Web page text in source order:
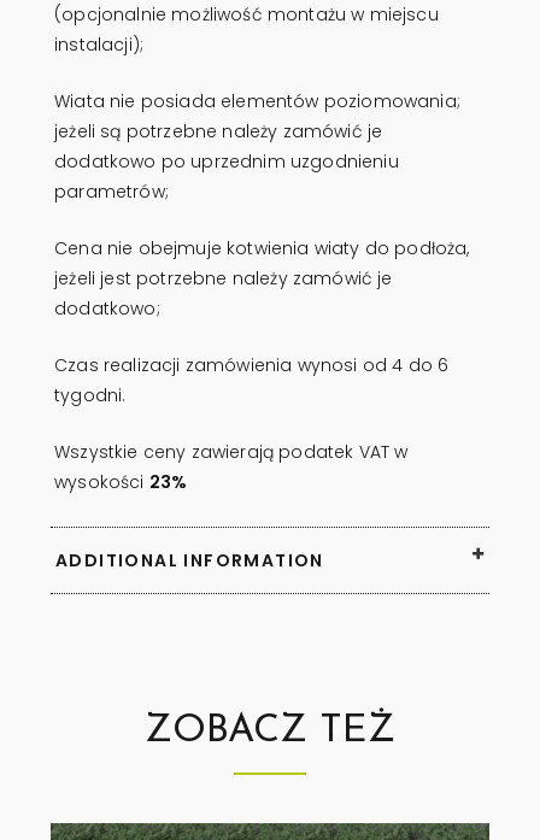
(opcjonalnie możliwość montażu w miejscu
instalacji);
Wiata nie posiada elementów poziomowania;
jeżeli są potrzebne należy zamówić je
dodatkowo po uprzednim uzgodnieniu
parametrów;
Cena nie obejmuje kotwienia wiaty do podłoża,
jeżeli jest potrzebne należy zamówić je
dodatkowo;
Czas realizacji zamówienia wynosi od 4 do 6
tygodni.
Wszystkie ceny zawierają podatek VAT w
wysokości 23%
ADDITIONAL INFORMATION
ZOBACZ TEŻ